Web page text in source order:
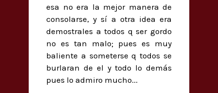
esa no era la mejor manera de
consolarse, y sí a otra idea era
demostrales a todos q ser gordo
no es tan malo; pues es muy
baliente a someterse q todos se
burlaran de el y todo lo demás
pues lo admiro mucho...